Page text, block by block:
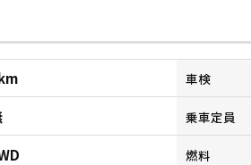
車検
乗車定員
燃料